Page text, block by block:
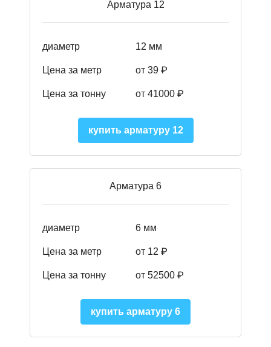
Арматура 12
диаметр 12 мм
Цена за метр от 39 ₽
Цена за тонну от 41000 ₽
купить арматуру 12
Арматура 6
диаметр 6 мм
Цена за метр от 12 ₽
Цена за тонну от 52500 ₽
купить арматуру 6